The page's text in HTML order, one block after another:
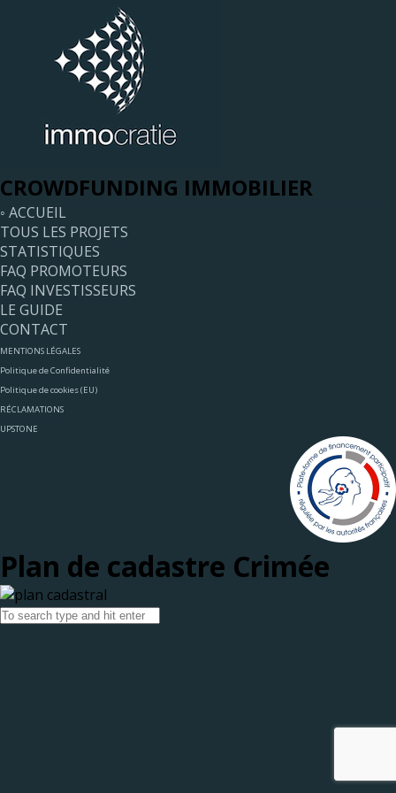
CROWDFUNDING IMMOBILIER
◦ ACCUEIL
TOUS LES PROJETS
STATISTIQUES
FAQ PROMOTEURS
FAQ INVESTISSEURS
LE GUIDE
CONTACT
MENTIONS LÉGALES
Politique de Confidentialité
Politique de cookies (EU)
RÉCLAMATIONS
UPSTONE
Plan de cadastre Crimée